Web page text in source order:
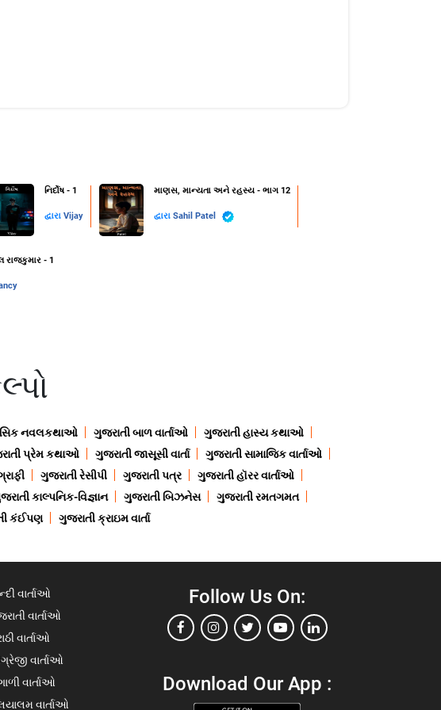
નિર્દોષ - 1
દ્વારા Vijay
માણસ, માન્યતા અને રહસ્ય - ભાગ 12
દ્વારા Sahil Patel
રાજકુમાર - 1
નવલકથાઓ ગુજરાતી બાળ વાર્તાઓ
ગુજરાતી હાસ્ય કથાઓ
પ્રેમ કથાઓ ગુજરાતી જાસૂસી વાર્તા
ગુજરાતી સામાજિક વાર્તાઓ
ગુજરાતી રેસીપી ગુજરાતી પત્ર
ગુજરાતી હૉરર વાર્તાઓ
કાલ્પનિક-વિજ્ઞાન ગુજરાતી બિઝનેસ
ગુજરાતી રમતગમત
કંઈપણ ગુજરાતી ક્રાઇમ વાર્તા
વાર્તાઓ
વાર્તાઓ
વાર્તાઓ
વાર્તાઓ
વાર્તાઓ
વાર્તાઓ
Follow Us On:
Download Our App :